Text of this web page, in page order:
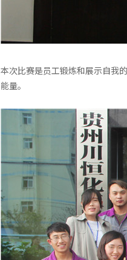
本次比赛是员工锻炼和展示自我
能量。